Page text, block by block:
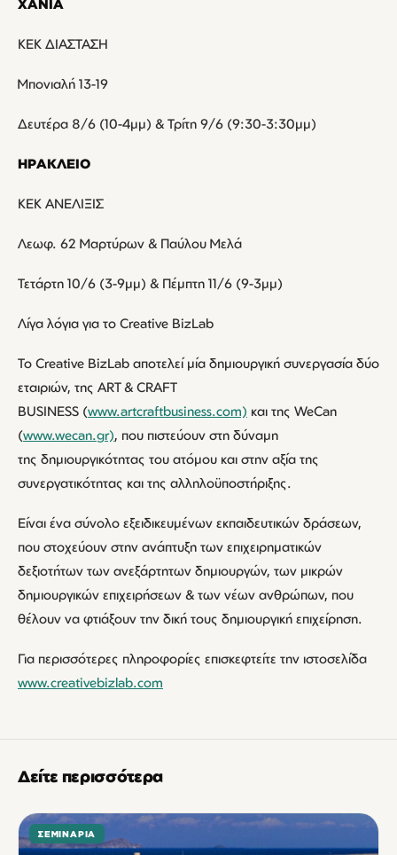
ΧΑΝΙΑ
ΚΕΚ ΔΙΑΣΤΑΣΗ
Μπονιαλή 13-19
Δευτέρα 8/6 (10-4μμ) & Τρίτη 9/6 (9:30-3:30μμ)
ΗΡΑΚΛΕΙΟ
ΚΕΚ ΑΝΕΛΙΞΙΣ
Λεωφ. 62 Μαρτύρων & Παύλου Μελά
Τετάρτη 10/6 (3-9μμ) & Πέμπτη 11/6 (9-3μμ)
Λίγα λόγια για το Creative BizLab
Το Creative BizLab αποτελεί μία δημιουργική συνεργασία δύο
εταιριών, της ART & CRAFT
BUSINESS (www.artcraftbusiness.com) και της WeCan
(www.wecan.gr), που πιστεύουν στη δύναμη
της δημιουργικότητας του ατόμου και στην αξία της
συνεργατικότητας και της αλληλοϋποστήριξης.
Είναι ένα σύνολο εξειδικευμένων εκπαιδευτικών δράσεων,
που στοχεύουν στην ανάπτυξη των επιχειρηματικών
δεξιοτήτων των ανεξάρτητων δημιουργών, των μικρών
δημιουργικών επιχειρήσεων & των νέων ανθρώπων, που
θέλουν να φτιάξουν την δική τους δημιουργική επιχείρηση.
Για περισσότερες πληροφορίες επισκεφτείτε την ιστοσελίδα
www.creativebizlab.com
Δείτε περισσότερα
ΣΕΜΙΝΆΡΙΑ